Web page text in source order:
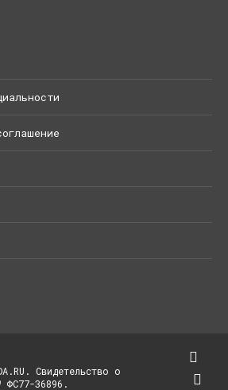
Свидетельство о
ФС77-36896.